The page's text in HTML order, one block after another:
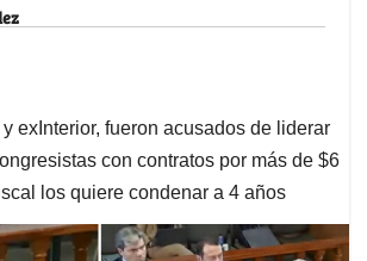
exInterior, fueron acusados de liderar
con contratos por más de $6
los quiere condenar a 4 años